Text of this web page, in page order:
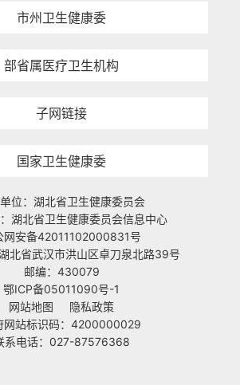
市州卫生健康委
部省属医疗卫生机构
子网链接
国家卫生健康委
位：湖北省卫生健康委员会
湖北省卫生健康委员会信息中心
网安备42011102000831号
北省武汉市洪山区卓刀泉北路39号
邮编：430079
鄂ICP备05011090号-1
网站地图
隐私政策
网站标识码：4200000029
系电话：027-87576368